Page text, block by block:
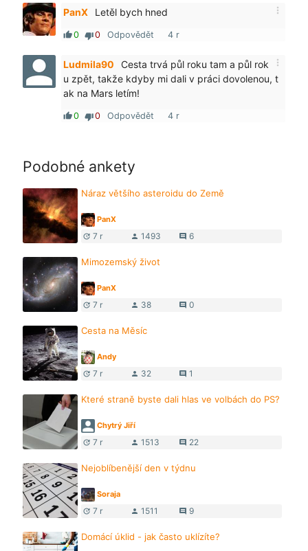
PanX more_vert
Letěl bych hned
thumb_up0 thumb_down0 Odpovědět 4 r
Ludmila90 more_vert
Cesta trvá půl roku tam a půl rok
u zpět, takže kdyby mi dali v práci dovolenou, t
ak na Mars letím!
thumb_up0 thumb_down0 Odpovědět 4 r
Podobné ankety
Náraz většího asteroidu do Země
PanX
update 7 r person 1493 comment 6
Mimozemský život
PanX
update 7 r person 38 comment 0
Cesta na Měsíc
Andy
update 7 r person 32 comment 1
Které straně byste dali hlas ve volbách do PS?
Chytrý Jiří
update 7 r person 1513 comment 22
Nejoblíbenější den v týdnu
Soraja
update 7 r person 1511 comment 9
Domácí úklid - jak často uklízíte?